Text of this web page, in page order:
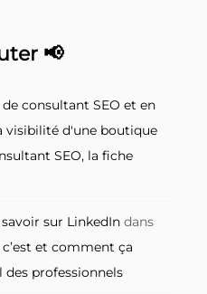
📢
consultant SEO et en
visibilité d'une boutique
SEO, la fiche
sur LinkedIn dans
c’est et comment ça
des professionnels